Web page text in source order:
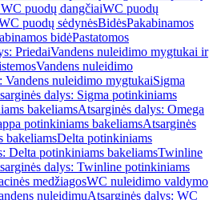
puodų dangčiaiWC puodų
puodų sėdynėsBidėsPakabinamos
bidėPastatomos
PriedaiVandens nuleidimo mygtukai ir
Vandens nuleidimo
Vandens nuleidimo mygtukaiSigma
dalys: Sigma potinkiniams
bakeliamsAtsarginės dalys: Omega
potinkiniams bakeliamsAtsarginės
bakeliamsDelta potinkiniams
Delta potinkiniams bakeliamsTwinline
dalys: Twinline potinkiniams
medžiagosWC nuleidimo valdymo
nuleidimuAtsarginės dalys: WC